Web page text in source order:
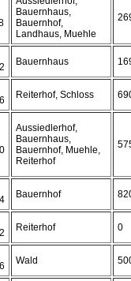
Bauernhaus,
Bauernhof,
Landhaus, Muehle
Bauernhaus
Reiterhof, Schloss
Aussiedlerhof,
Bauernhaus,
Bauernhof, Muehle,
Reiterhof
Bauernhof
Reiterhof 0
Wald